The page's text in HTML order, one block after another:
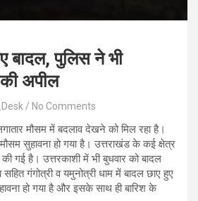
बादल, पुलिस ने भी
की अपील
No Comments
मौसम में बदलाव देखने को मिल रहा है।
सुहावना हो गया है। उत्तराखंड के कई क्षेत्र
गई है। उत्तरकाशी में भी बुधवार को बादल
गंगोत्री व यमुनोत्री धाम में बादल छाए हुए
हो गया है और इसके साथ ही बारिश के